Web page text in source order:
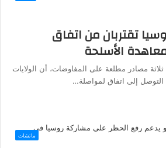
تقتربان من اتفاق
الأسلحة
مصادر مطلعة على المفاوضات، أن الولايات
التوصل إلى اتفاق لمواصلة…
ماتشات